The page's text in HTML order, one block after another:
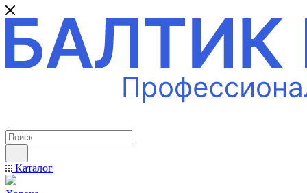
Каталог